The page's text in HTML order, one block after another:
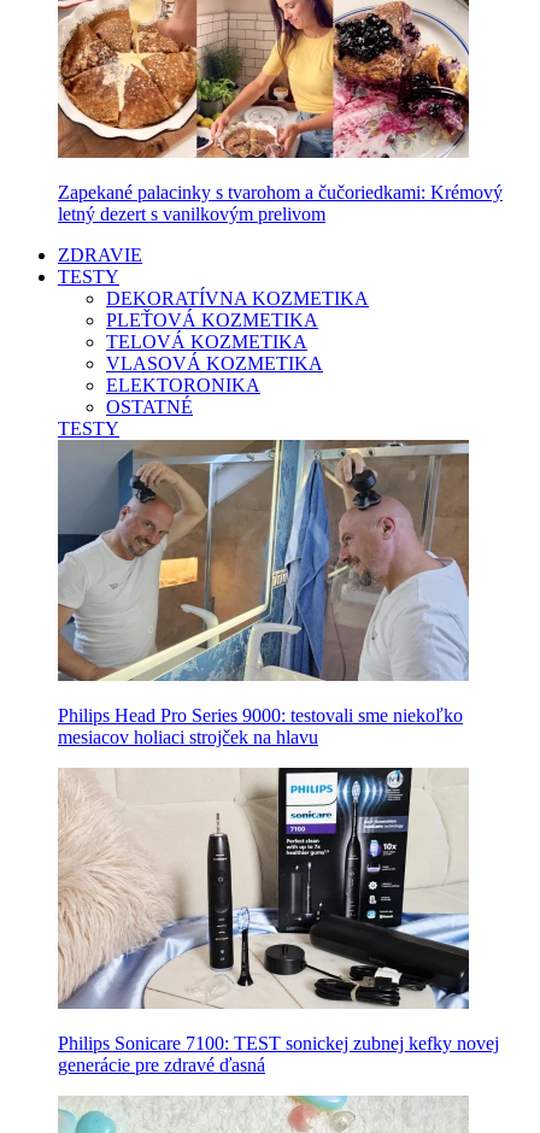
Zapekané palacinky s tvarohom a čučoriedkami: Krémový
letný dezert s vanilkovým prelivom
ZDRAVIE
TESTY
DEKORATÍVNA KOZMETIKA
PLEŤOVÁ KOZMETIKA
TELOVÁ KOZMETIKA
VLASOVÁ KOZMETIKA
ELEKTORONIKA
OSTATNÉ
TESTY
Philips Head Pro Series 9000: testovali sme niekoľko
mesiacov holiaci strojček na hlavu
Philips Sonicare 7100: TEST sonickej zubnej kefky novej
generácie pre zdravé ďasná